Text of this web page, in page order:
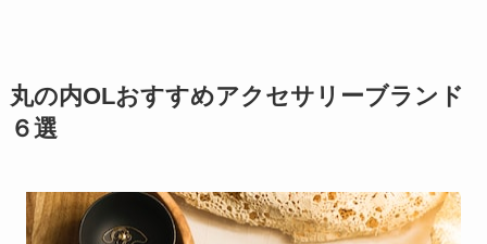
丸の内OLおすすめアクセサリーブランド
６選